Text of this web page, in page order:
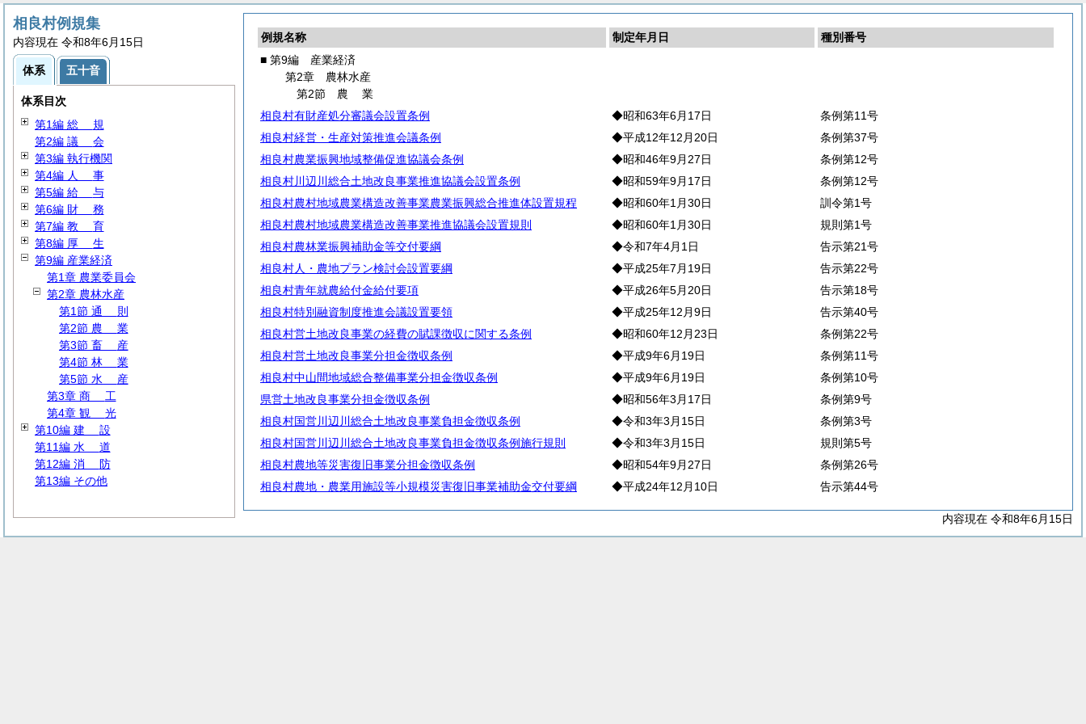
例規名称 制定年月日
種別番号
■ 第9編 産業経済
第2章 農林水産
第2節 農業
相良村有財産処分審議会設置条例
◆昭和63年6月17日
条例第11号
相良村経営・生産対策推進会議条例
◆平成12年12月20日
条例第37号
相良村農業振興地域整備促進協議会条例
◆昭和46年9月27日
条例第12号
相良村川辺川総合土地改良事業推進協議会設置条例
◆昭和59年9月17日
条例第12号
相良村農村地域農業構造改善事業農業振興総合推進体設置規程
◆昭和60年1月30日
訓令第1号
相良村農村地域農業構造改善事業推進協議会設置規則
◆昭和60年1月30日
規則第1号
相良村農林業振興補助金等交付要綱
◆令和7年4月1日
告示第21号
相良村人・農地プラン検討会設置要綱
◆平成25年7月19日
告示第22号
相良村青年就農給付金給付要項
◆平成26年5月20日
告示第18号
相良村特別融資制度推進会議設置要領
◆平成25年12月9日
告示第40号
相良村営土地改良事業の経費の賦課徴収に関する条例
◆昭和60年12月23日
条例第22号
相良村営土地改良事業分担金徴収条例
◆平成9年6月19日
条例第11号
相良村中山間地域総合整備事業分担金徴収条例
◆平成9年6月19日
条例第10号
県営土地改良事業分担金徴収条例
◆昭和56年3月17日
条例第9号
相良村国営川辺川総合土地改良事業負担金徴収条例
◆令和3年3月15日
条例第3号
相良村国営川辺川総合土地改良事業負担金徴収条例施行規則
◆令和3年3月15日
規則第5号
相良村農地等災害復旧事業分担金徴収条例
◆昭和54年9月27日
条例第26号
相良村農地・農業用施設等小規模災害復旧事業補助金交付要綱
◆平成24年12月10日 告示第44号
内容現在 令和8年6月15日
相良村例規集
内容現在 令和8年6月15日
体系 五十音
体系目次
第1編 総 規
第2編 議 会
第3編 執行機関
第4編 人 事
第5編 給 与
第6編 財 務
第7編 教 育
第8編 厚 生
第9編 産業経済
第1章 農業委員会
第2章 農林水産
第1節 通 則
第2節 農 業
第3節 畜 産
第4節 林 業
第5節 水 産
第3章 商 工
第4章 観 光
第10編 建 設
第11編 水 道
第12編 消 防
第13編 その他